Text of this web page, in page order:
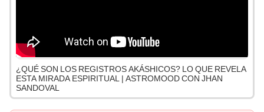
¿QUÉ SON LOS REGISTROS AKÁSHICOS? LO QUE REVELA
ESTA MIRADA ESPIRITUAL | ASTROMOOD CON JHAN
SANDOVAL